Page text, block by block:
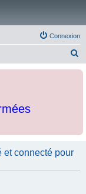
Connexion
c
et connecté pour